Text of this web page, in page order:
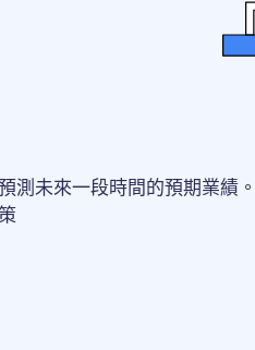
測未來一段時間的預期業績